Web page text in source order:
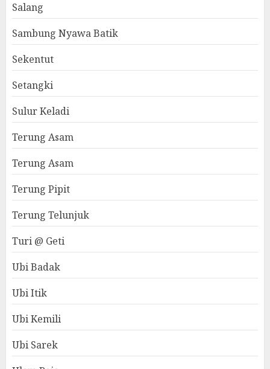
Salang
Sambung Nyawa Batik
Sekentut
Setangki
Sulur Keladi
Terung Asam
Terung Asam
Terung Pipit
Terung Telunjuk
Turi @ Geti
Ubi Badak
Ubi Itik
Ubi Kemili
Ubi Sarek